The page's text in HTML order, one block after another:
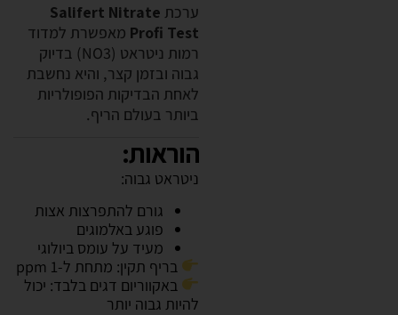
ערכת Salifert Nitrate
Profi Test מאפשרת למדוד
רמות ניטראט (NO3) בדיוק
גבוה ובזמן קצר, והיא נחשבת
לאחת הבדיקות הפופולריות
ביותר בעולם הריף.
הוראות:
ניטראט גבוה:
גורם להתפרצות אצות
פוגע באלמוגים
מעיד על עומס ביולוגי
בריף תקין: מתחת ל-1 ppm
באקווריום דגים בלבד: יכול
להיות גבוה יותר